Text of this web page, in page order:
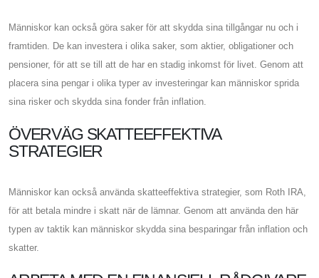
Människor kan också göra saker för att skydda sina tillgångar nu och i
framtiden. De kan investera i olika saker, som aktier, obligationer och
pensioner, för att se till att de har en stadig inkomst för livet. Genom att
placera sina pengar i olika typer av investeringar kan människor sprida
sina risker och skydda sina fonder från inflation.
ÖVERVÄG SKATTEEFFEKTIVA
STRATEGIER
Människor kan också använda skatteeffektiva strategier, som Roth IRA,
för att betala mindre i skatt när de lämnar. Genom att använda den här
typen av taktik kan människor skydda sina besparingar från inflation och
skatter.